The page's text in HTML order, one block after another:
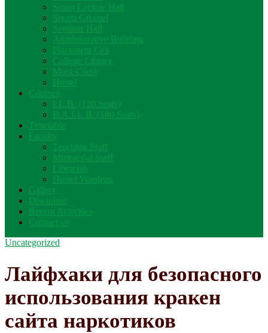
Smart Lecture Hall
Sports Ground
Seminar Hall
Administrative Building
Placement Cell
College Library
Moot Court
Hostel
Courses
LL.B. (120 Seats)
B.A.LL.B. (180 Seats)
Timetable
Faculty
Teaching Staff
Ministerial Staff
Librarian
Hostel Wardens
Gallery
Discipline
Recent Activities
Contact us
Uncategorized
Лайфхаки для безопасного
использования кракен
сайта наркотиков